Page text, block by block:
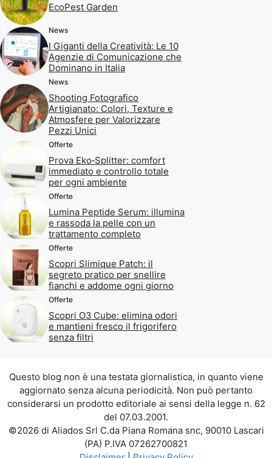
EcoPest Garden
News
I Giganti della Creatività: Le 10
Agenzie di Comunicazione che
Dominano in Italia
News
Shooting Fotografico
Artigianato: Colori, Texture e
Atmosfere per Valorizzare
Pezzi Unici
Offerte
Prova Eko‑Splitter: comfort
immediato e controllo totale
per ogni ambiente
Offerte
Lumina Peptide Serum: illumina
e rassoda la pelle con un
trattamento completo
Offerte
Scopri Slimique Patch: il
segreto pratico per snellire
fianchi e addome ogni giorno
Offerte
Scopri O3 Cube: elimina odori
e mantieni fresco il frigorifero
senza filtri
Questo blog non è una testata giornalistica, in quanto viene
aggiornato senza alcuna periodicità. Non può pertanto
considerarsi un prodotto editoriale ai sensi della legge n. 62
del 07.03.2001.
©2026 di Aliados Srl C.da Piana Romana snc, 90010 Lascari
(PA) P.IVA 07262700821